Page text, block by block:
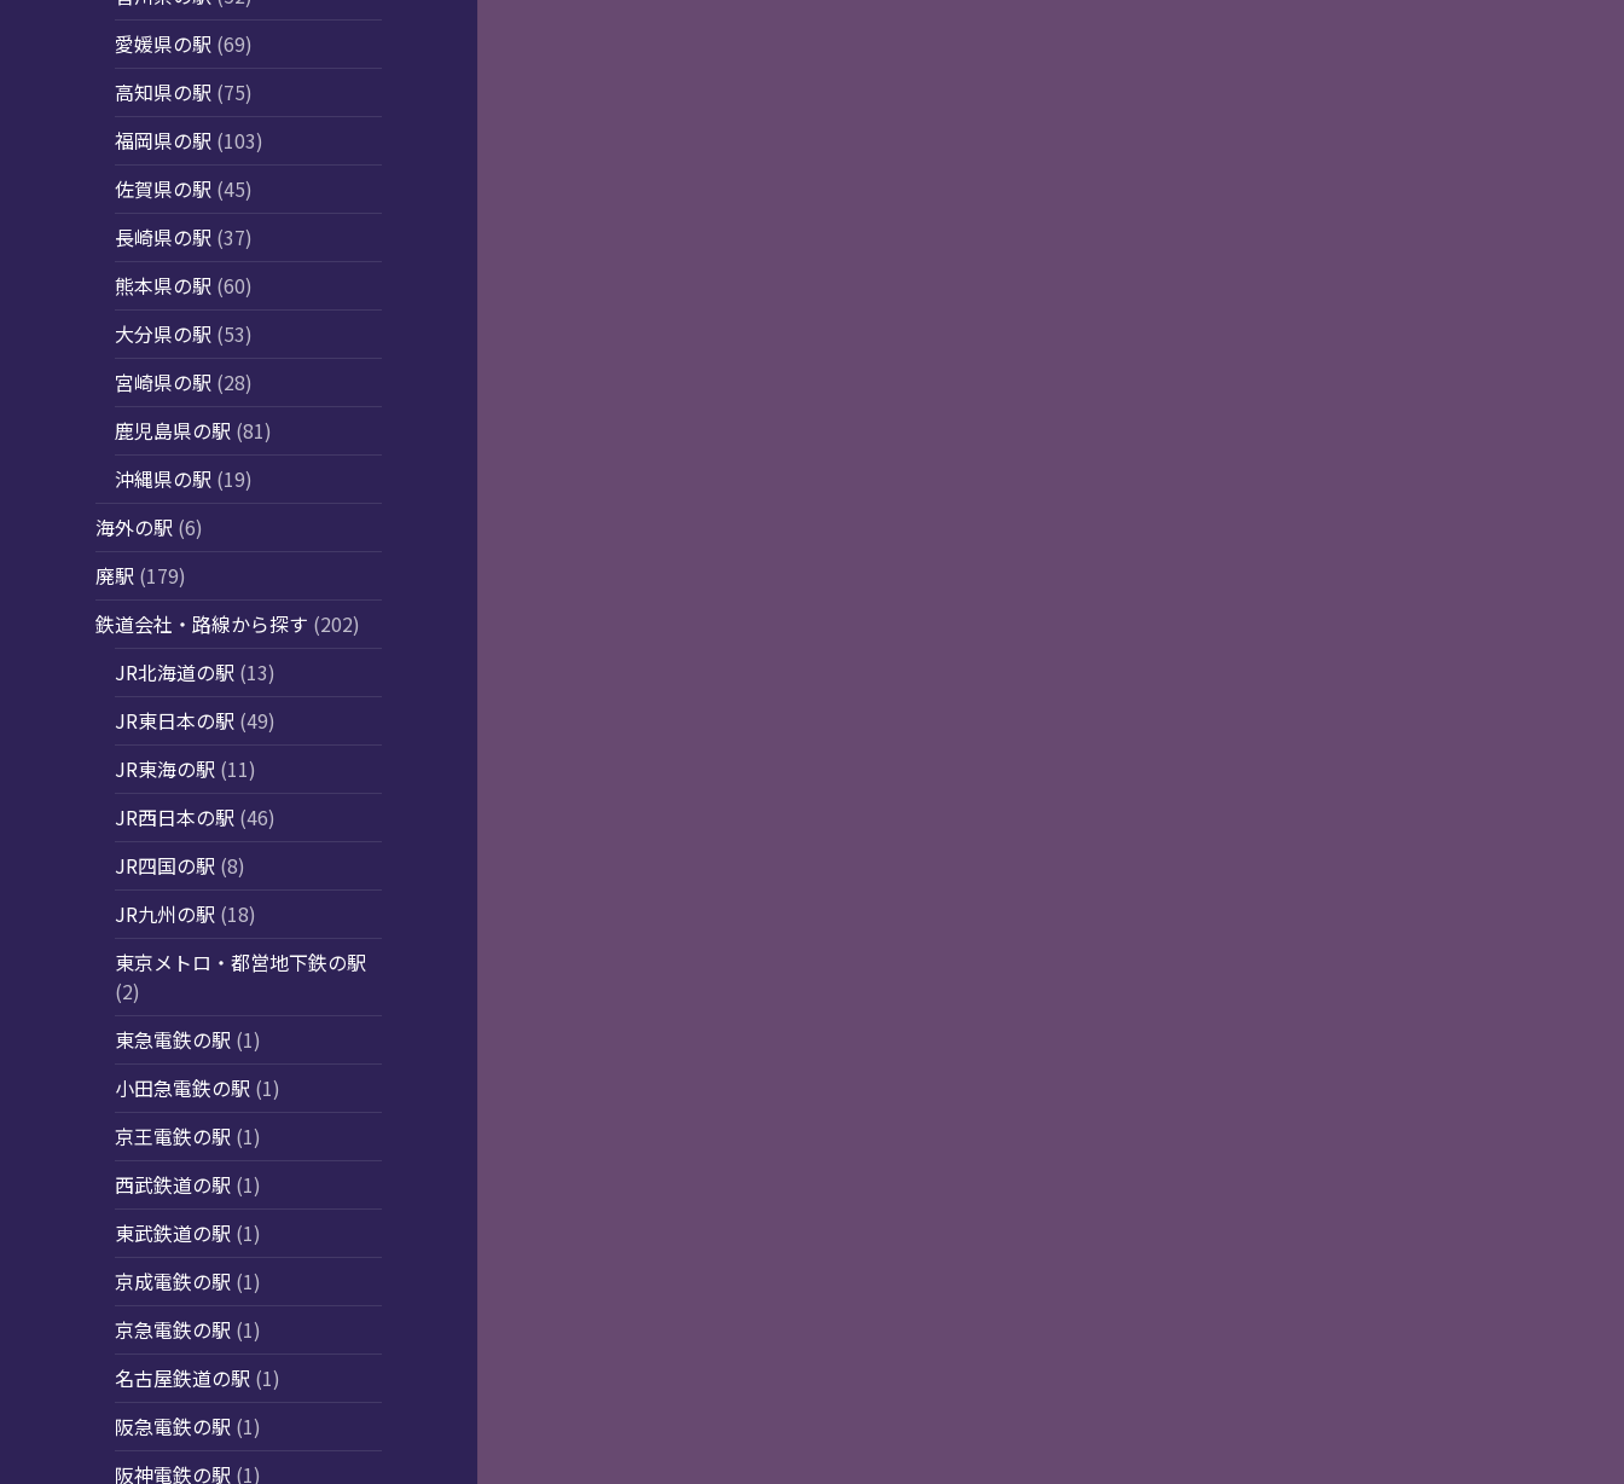
愛媛県の駅 (69)
高知県の駅 (75)
福岡県の駅 (103)
佐賀県の駅 (45)
長崎県の駅 (37)
熊本県の駅 (60)
大分県の駅 (53)
宮崎県の駅 (28)
鹿児島県の駅 (81)
沖縄県の駅 (19)
海外の駅 (6)
廃駅 (179)
鉄道会社・路線から探す (202)
JR北海道の駅 (13)
JR東日本の駅 (49)
JR東海の駅 (11)
JR西日本の駅 (46)
JR四国の駅 (8)
JR九州の駅 (18)
東京メトロ・都営地下鉄の駅
(2)
東急電鉄の駅 (1)
小田急電鉄の駅 (1)
京王電鉄の駅 (1)
西武鉄道の駅 (1)
東武鉄道の駅 (1)
京成電鉄の駅 (1)
京急電鉄の駅 (1)
名古屋鉄道の駅 (1)
阪急電鉄の駅 (1)
阪神電鉄の駅 (1)